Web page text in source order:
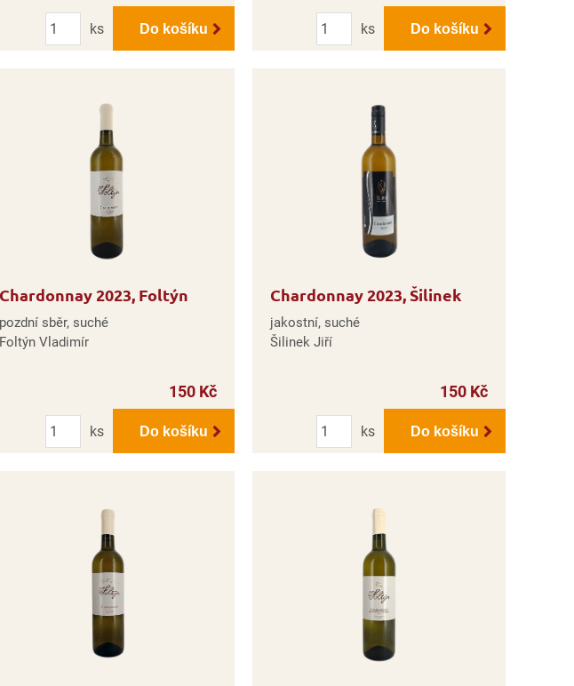
Počet
ks
Do košíku
Počet
ks
Do košíku
Chardonnay 2023, Foltýn
pozdní sběr, suché
Foltýn Vladimír
150 Kč
Počet
ks
Do košíku
Chardonnay 2023, Šilinek
jakostní, suché
Šilinek Jiří
150 Kč
Počet
ks
Do košíku